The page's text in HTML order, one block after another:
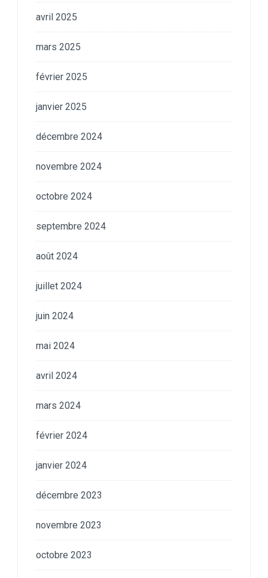
avril 2025
mars 2025
février 2025
janvier 2025
décembre 2024
novembre 2024
octobre 2024
septembre 2024
août 2024
juillet 2024
juin 2024
mai 2024
avril 2024
mars 2024
février 2024
janvier 2024
décembre 2023
novembre 2023
octobre 2023